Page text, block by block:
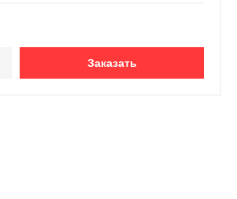
Заказать